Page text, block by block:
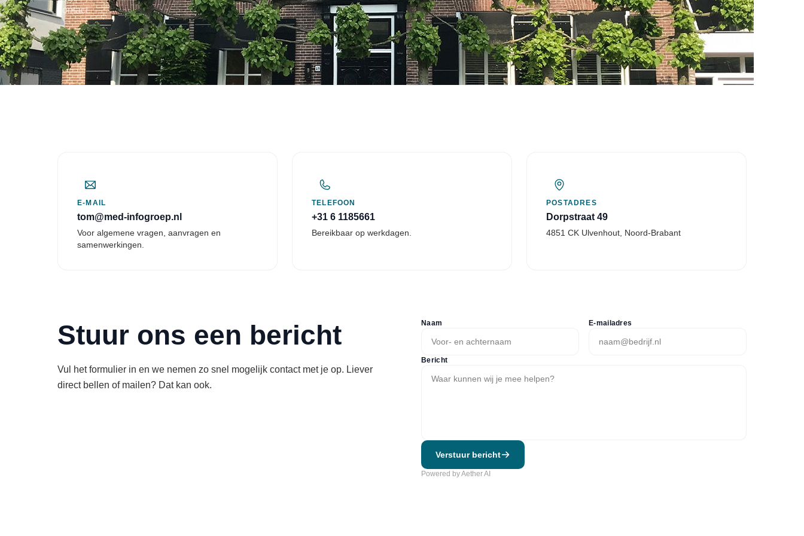
contact.
E-MAIL
tom@med-infogroep.nl
Voor algemene vragen, aanvragen en
samenwerkingen.
TELEFOON
+31 6 1185661
Bereikbaar op werkdagen.
POSTADRES
Dorpstraat 49
4851 CK Ulvenhout, Noord-Brabant
Stuur ons een bericht
Vul het formulier in en we nemen zo snel mogelijk contact met je op. Liever
direct bellen of mailen? Dat kan ook.
Naam E-mailadres
Bericht
Verstuur bericht
Powered by Aether AI